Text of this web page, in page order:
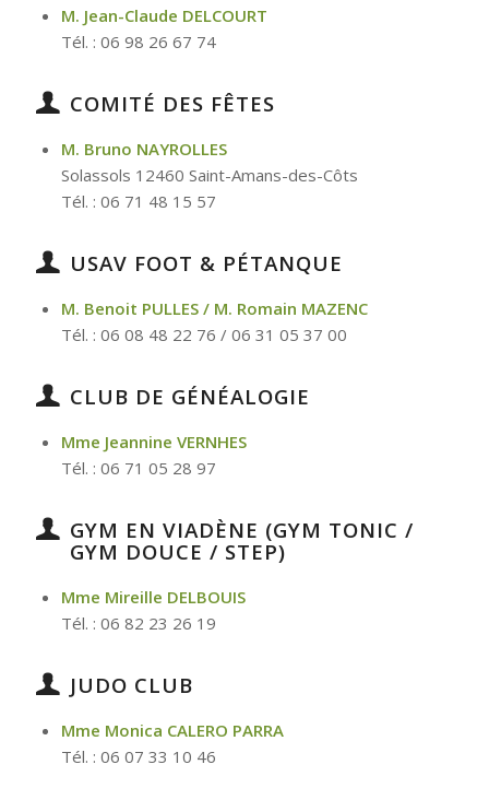
M. Jean-Claude DELCOURT
Tél. : 06 98 26 67 74
COMITÉ DES FÊTES
M. Bruno NAYROLLES
Solassols 12460 Saint-Amans-des-Côts
Tél. : 06 71 48 15 57
USAV FOOT & PÉTANQUE
M. Benoit PULLES / M. Romain MAZENC
Tél. : 06 08 48 22 76 / 06 31 05 37 00
CLUB DE GÉNÉALOGIE
Mme Jeannine VERNHES
Tél. : 06 71 05 28 97
GYM EN VIADÈNE (GYM TONIC /
GYM DOUCE / STEP)
Mme Mireille DELBOUIS
Tél. : 06 82 23 26 19
JUDO CLUB
Mme Monica CALERO PARRA
Tél. : 06 07 33 10 46